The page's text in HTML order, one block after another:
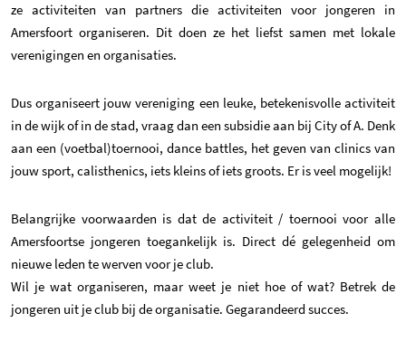
ze activiteiten van partners die activiteiten voor jongeren in
Amersfoort organiseren. Dit doen ze het liefst samen met lokale
verenigingen en organisaties.
Dus organiseert jouw vereniging een leuke, betekenisvolle activiteit
in de wijk of in de stad, vraag dan een subsidie aan bij City of A. Denk
aan een (voetbal)toernooi, dance battles, het geven van clinics van
jouw sport, calisthenics, iets kleins of iets groots. Er is veel mogelijk!
Belangrijke voorwaarden is dat de activiteit / toernooi voor alle
Amersfoortse jongeren toegankelijk is. Direct dé gelegenheid om
nieuwe leden te werven voor je club.
Wil je wat organiseren, maar weet je niet hoe of wat? Betrek de
jongeren uit je club bij de organisatie. Gegarandeerd succes.